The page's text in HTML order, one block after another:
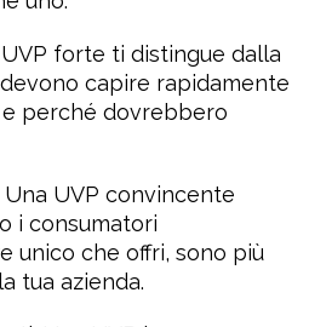
forte ti distingue dalla
capire rapidamente
perché dovrebbero
UVP convincente
i consumatori
unico che offri, sono più
tua azienda.